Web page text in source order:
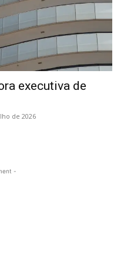
executiva de
de 2026
-